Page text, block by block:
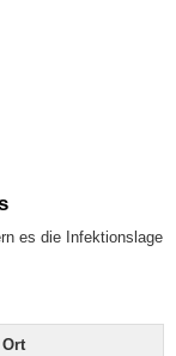
es die Infektionslage
Ort